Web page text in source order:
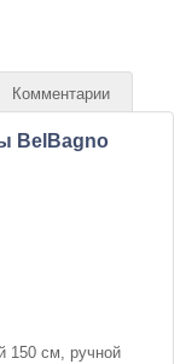
Комментарии
BelBagno
150 см, ручной